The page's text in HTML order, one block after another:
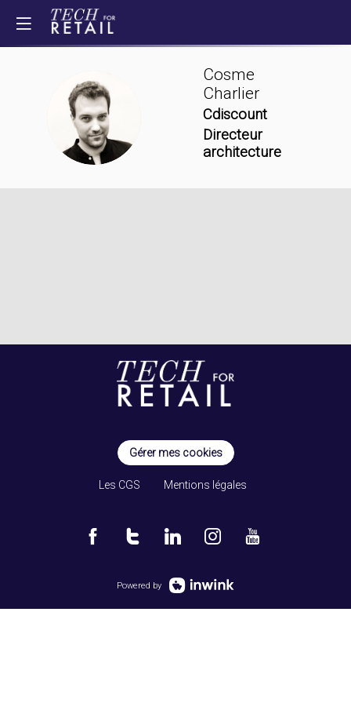
CC
Cosme
Charlier
Cdiscount
Directeur
architecture
Gérer mes cookies
Les CGS Mentions légales
Powered by